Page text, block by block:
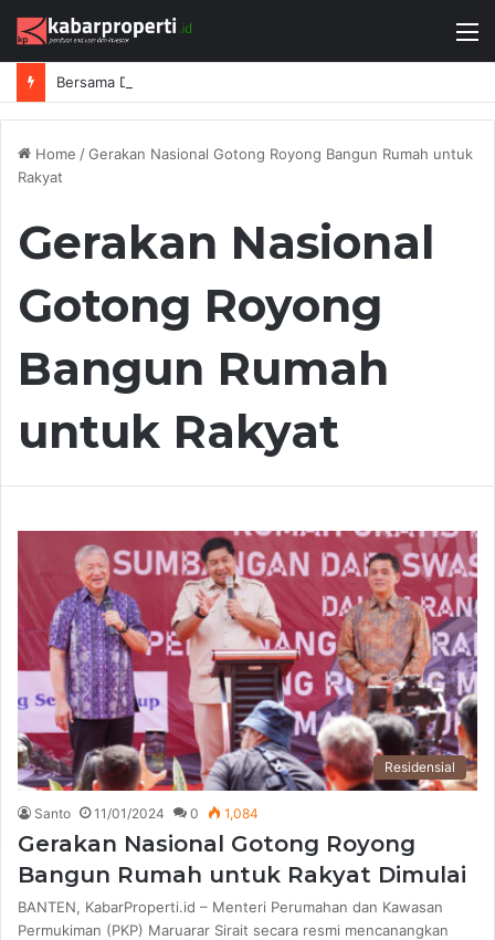
Home /Gerakan Nasional Gotong Royong Bangun Rumah untuk
Rakyat
Gerakan Nasional
Gotong Royong
Bangun Rumah
untuk Rakyat
Residensial
Santo 11/01/2024 0 1,084
Gerakan Nasional Gotong Royong
Bangun Rumah untuk Rakyat Dimulai
BANTEN, KabarProperti.id – Menteri Perumahan dan Kawasan
Permukiman (PKP) Maruarar Sirait secara resmi mencanangkan